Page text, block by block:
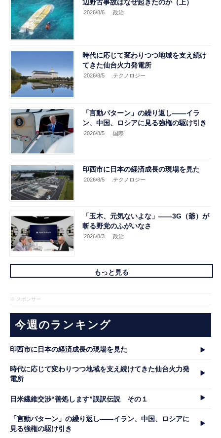
辺野古事故はなぜ起きたのか（上）
2026/8/6 .政治
時代に応じて変わりつつ地域を支え続け
てきた仙台火力発電所
2026/8/5 .テクノロジー
「言動パターン」の繰り返し――イラ
ン、中国、ロシアに見る強権の駆け引き
2026/8/5 .国際
印西市に日本の経済成長の現場を見た
2026/8/5 .テクノロジー
「玉木、元気ないよな」――3G（爺）が
斬る野党のふがいなさ
2026/8/3 .政治
もっと見る
※ スポンサー
今週のランキング
印西市に日本の経済成長の現場を見た
時代に応じて変わりつつ地域を支え続けてきた仙台火力発
電所
日米繊維交渉“善処します”誤訳伝説 その１
「言動パターン」の繰り返し――イラン、中国、ロシアに
見る強権の駆け引き